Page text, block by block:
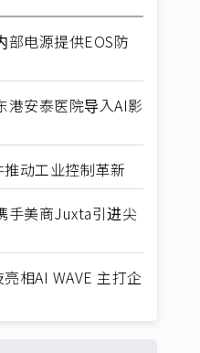
部电源提供EOS防
港安泰医院导入AI影
动工业控制革新
手美商Juxta引进尖
相AI WAVE 主打企